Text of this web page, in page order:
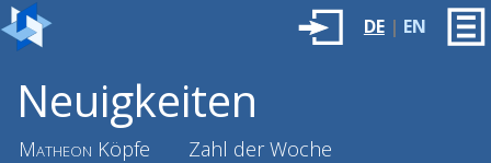
DE| EN
Neuigkeiten
Matheon Köpfe
Zahl der Woche